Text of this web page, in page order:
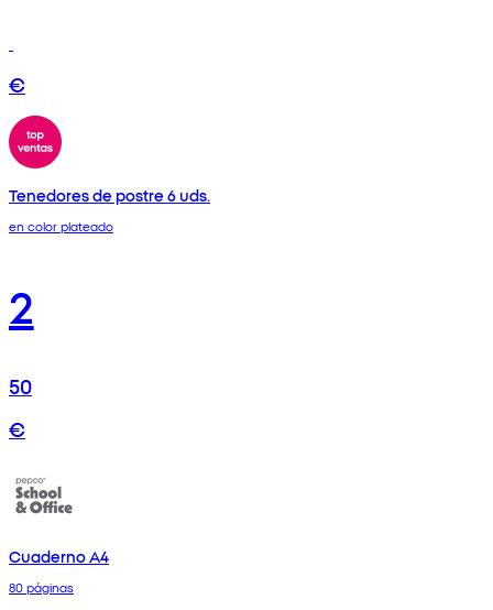
€
Tenedores de postre 6 uds.
en color plateado
2
50
€
Cuaderno A4
80 páginas